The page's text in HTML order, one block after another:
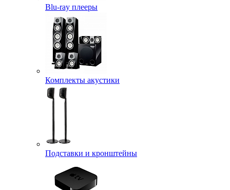
Blu-ray плееры
Комплекты акустики
Подставки и кронштейны